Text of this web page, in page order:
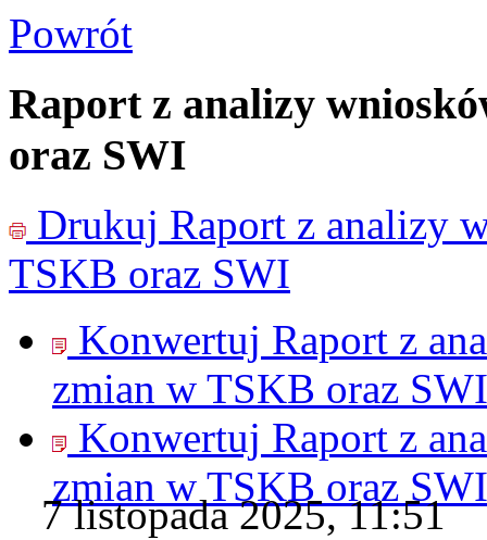
Powrót
Raport z analizy
oraz SWI
Drukuj Raport z analizy
TSKB oraz SWI
Konwertuj Raport z
zmian w TSKB oraz
Konwertuj Raport z
zmian w TSKB oraz
7 listopada 2025, 11:51